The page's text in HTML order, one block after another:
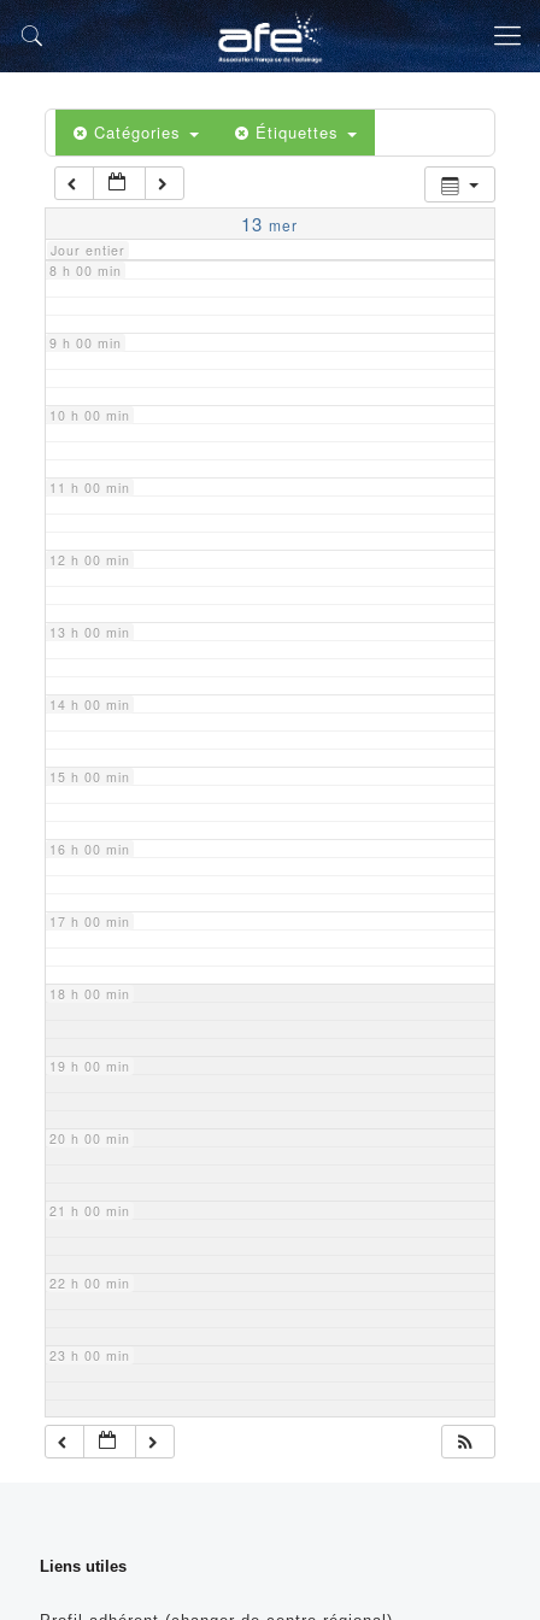
Catégories Étiquettes
13 mer
Jour entier
5 h 00 min
6 h 00 min
7 h 00 min
8 h 00 min
9 h 00 min
10 h 00 min
11 h 00 min
12 h 00 min
13 h 00 min
14 h 00 min
15 h 00 min
16 h 00 min
17 h 00 min
18 h 00 min
19 h 00 min
20 h 00 min
21 h 00 min
22 h 00 min
23 h 00 min
Liens utiles